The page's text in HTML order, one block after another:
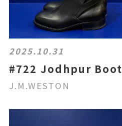
2025.10.31
#722 Jodhpur Boot
J.M.WESTON